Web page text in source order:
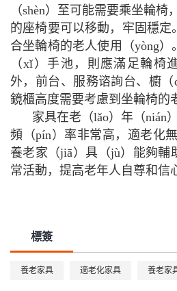
（shèn）至可能需要乘坐輪椅
的座椅要可以移動，牢固穩
合坐輪椅的老人使用（yòng
（xǐ）手池，則應滿足輪椅
外，前台、服務谘詢台、櫥
鏡櫃高度需要考慮到坐輪椅的
家具在老（lǎo）年（nián
頻（pín）率非常高，適老化
養老家（jiā）具（jù）能夠輔
常活動，提高老年人自尊和信
標簽
養老家具 適老化家具 養老家